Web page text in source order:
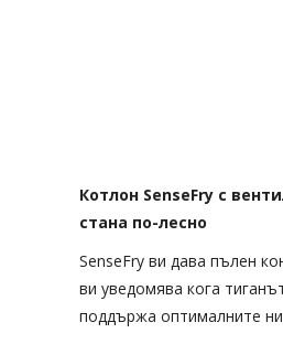
Котлон SenseFry с
стана по-лесно
SenseFry ви дава пълен
ви уведомява кога
поддържа оптималните